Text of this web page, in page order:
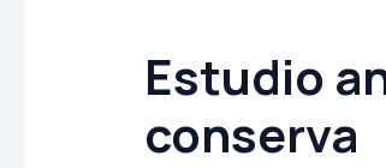
Estudio
conserva